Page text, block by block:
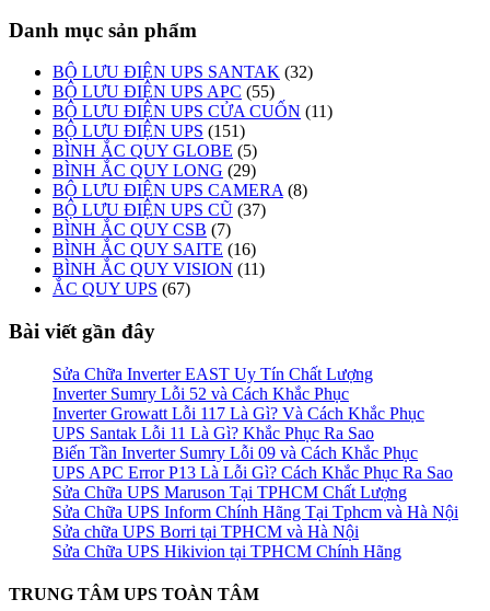
Danh mục sản phẩm
BỘ LƯU ĐIỆN UPS SANTAK (32)
BỘ LƯU ĐIỆN UPS APC (55)
BỘ LƯU ĐIỆN UPS CỬA CUỐN (11)
BỘ LƯU ĐIỆN UPS (151)
BÌNH ẮC QUY GLOBE (5)
BÌNH ẮC QUY LONG (29)
BỘ LƯU ĐIỆN UPS CAMERA (8)
BỘ LƯU ĐIỆN UPS CŨ (37)
BÌNH ẮC QUY CSB (7)
BÌNH ẮC QUY SAITE (16)
BÌNH ẮC QUY VISION (11)
ẮC QUY UPS (67)
Bài viết gần đây
Sửa Chữa Inverter EAST Uy Tín Chất Lượng
Inverter Sumry Lỗi 52 và Cách Khắc Phục
Inverter Growatt Lỗi 117 Là Gì? Và Cách Khắc Phục
UPS Santak Lỗi 11 Là Gì? Khắc Phục Ra Sao
Biến Tần Inverter Sumry Lỗi 09 và Cách Khắc Phục
UPS APC Error P13 Là Lỗi Gì? Cách Khắc Phục Ra Sao
Sửa Chữa UPS Maruson Tại TPHCM Chất Lượng
Sửa Chữa UPS Inform Chính Hãng Tại Tphcm và Hà Nội
Sửa chữa UPS Borri tại TPHCM và Hà Nội
Sửa Chữa UPS Hikivion tại TPHCM Chính Hãng
TRUNG TÂM UPS TOÀN TÂM